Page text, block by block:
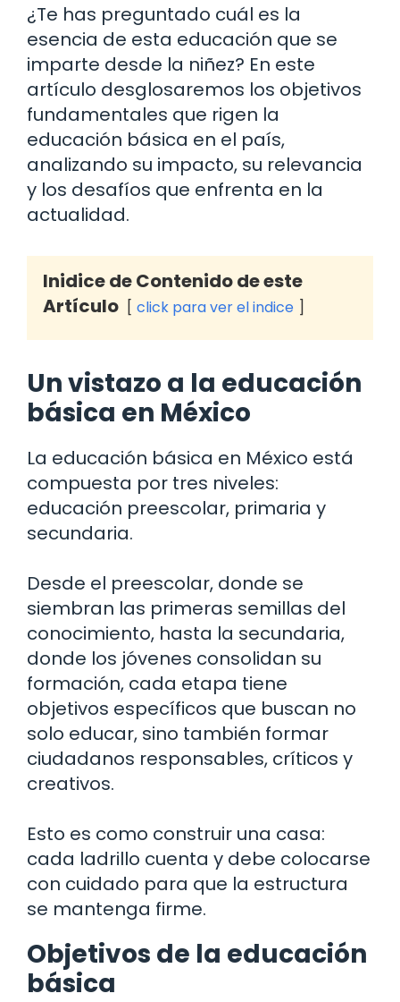
¿Te has preguntado cuál es la
esencia de esta educación que se
imparte desde la niñez? En este
artículo desglosaremos los objetivos
fundamentales que rigen la
educación básica en el país,
analizando su impacto, su relevancia
y los desafíos que enfrenta en la
actualidad.
Inidice de Contenido de este
Artículo
click para ver el indice
Un vistazo a la educación
básica en México
La educación básica en México está
compuesta por tres niveles:
educación preescolar, primaria y
secundaria.
Desde el preescolar, donde se
siembran las primeras semillas del
conocimiento, hasta la secundaria,
donde los jóvenes consolidan su
formación, cada etapa tiene
objetivos específicos que buscan no
solo educar, sino también formar
ciudadanos responsables, críticos y
creativos.
Esto es como construir una casa:
cada ladrillo cuenta y debe colocarse
con cuidado para que la estructura
se mantenga firme.
Objetivos de la educación
básica